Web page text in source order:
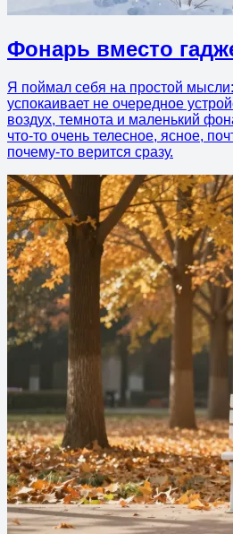
Фонарь вместо
Я поймал себя на простой
успокаивает не очередное
воздух, темнота и маленький
что-то очень телесное, ясное,
почему-то верится сразу.